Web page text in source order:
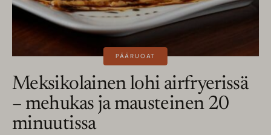
PÄÄRUOAT
Meksikolainen lohi airfryerissä
– mehukas ja mausteinen 20
minuutissa